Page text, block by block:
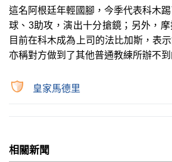
這名阿根廷年輕國腳，今季代表科木
球、3助攻，演出十分搶鏡；另外，摩
目前在科木成為上司的法比加斯，表
亦稱對方做到了其他普通教練所辦不到
皇家馬德里
相關新聞